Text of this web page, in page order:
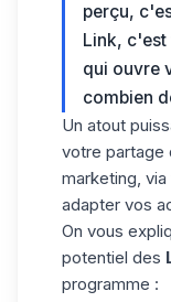
perçu,
Link, c'est
qui ouvre
combien
Un atout
votre partage
marketing,
adapter vos
On vous
potentiel des
programme :